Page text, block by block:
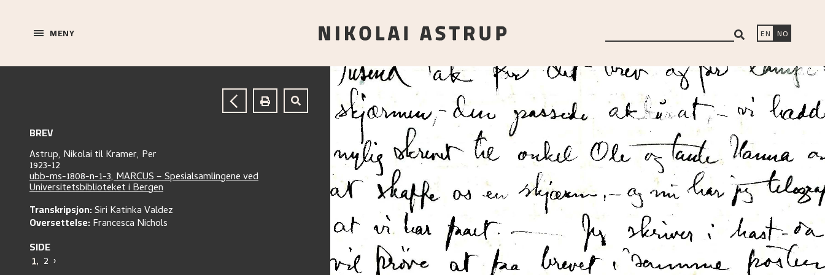
MENY EN NO
BREV
Astrup, Nikolai tilKramer, Per
1923-12
ubb-ms-1808-n-1-3, MARCUS – Spesialsamlingene ved
Universitetsbiblioteket i Bergen
Transkripsjon:Siri Katinka Valdez
Oversettelse:Francesca Nichols
SIDE
1, 2 ›